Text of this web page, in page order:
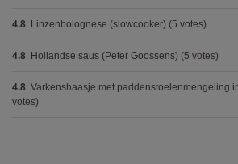
4.8: Linzenbolognese (slowcooker) (5 votes)
4.8: Hollandse saus (Peter Goossens) (5 votes)
4.8: Varkenshaasje met paddenstoelenmengeling
votes)